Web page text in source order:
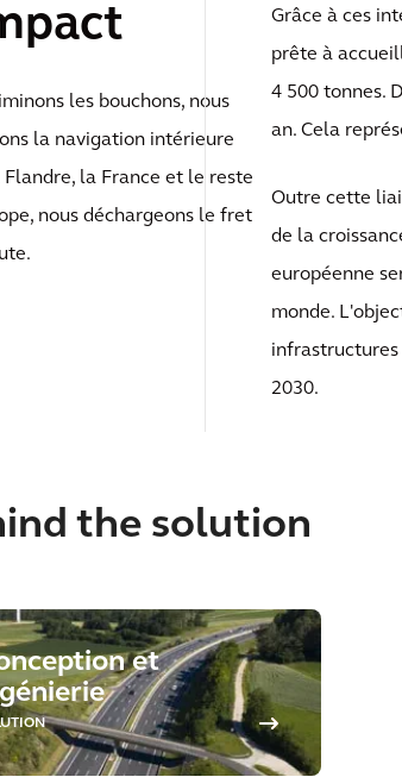
les bouchons, nous
la navigation intérieure
la France et le reste
nous déchargeons le fret
Grâce à ces
prête à
4 500 tonnes.
an. Cela
Outre cette
de la
européenne
monde.
infrastructures
2030.
the solution
et